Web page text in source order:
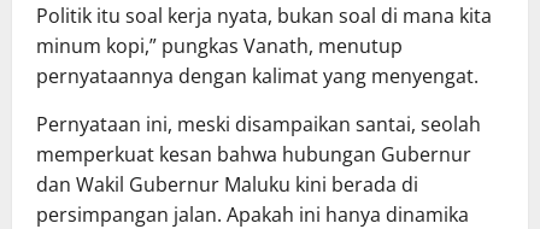
Politik itu soal kerja nyata, bukan soal di mana kita
minum kopi,” pungkas Vanath, menutup
pernyataannya dengan kalimat yang menyengat.
Pernyataan ini, meski disampaikan santai, seolah
memperkuat kesan bahwa hubungan Gubernur
dan Wakil Gubernur Maluku kini berada di
persimpangan jalan. Apakah ini hanya dinamika